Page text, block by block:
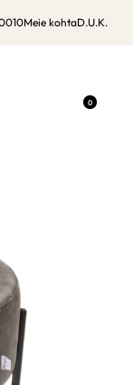
Meie kohtaD.U.K.
0